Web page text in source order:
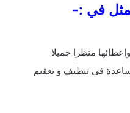
في :-
منظرا جميلا
في تنظيف و تعقيم